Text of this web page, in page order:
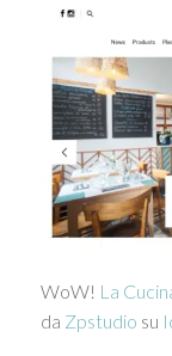
WoW! La
da Zpstudio su